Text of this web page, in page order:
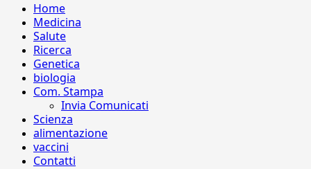
Home
Medicina
Salute
Ricerca
Genetica
biologia
Com. Stampa
Invia Comunicati
Scienza
alimentazione
vaccini
Contatti